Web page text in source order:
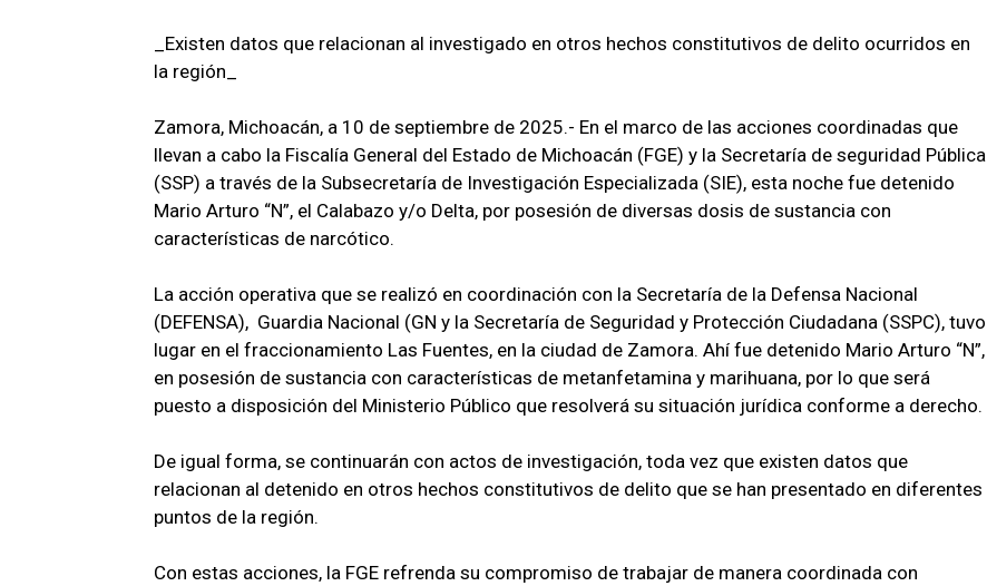
_Existen datos que relacionan al investigado en otros hechos constitutivos de delito ocurridos en
la región_
Zamora, Michoacán, a 10 de septiembre de 2025.- En el marco de las acciones coordinadas que
llevan a cabo la Fiscalía General del Estado de Michoacán (FGE) y la Secretaría de seguridad Pública
(SSP) a través de la Subsecretaría de Investigación Especializada (SIE), esta noche fue detenido
Mario Arturo “N”, el Calabazo y/o Delta, por posesión de diversas dosis de sustancia con
características de narcótico.
La acción operativa que se realizó en coordinación con la Secretaría de la Defensa Nacional
(DEFENSA), Guardia Nacional (GN y la Secretaría de Seguridad y Protección Ciudadana (SSPC), tuvo
lugar en el fraccionamiento Las Fuentes, en la ciudad de Zamora. Ahí fue detenido Mario Arturo “N”,
en posesión de sustancia con características de metanfetamina y marihuana, por lo que será
puesto a disposición del Ministerio Público que resolverá su situación jurídica conforme a derecho.
De igual forma, se continuarán con actos de investigación, toda vez que existen datos que
relacionan al detenido en otros hechos constitutivos de delito que se han presentado en diferentes
puntos de la región.
Con estas acciones, la FGE refrenda su compromiso de trabajar de manera coordinada con